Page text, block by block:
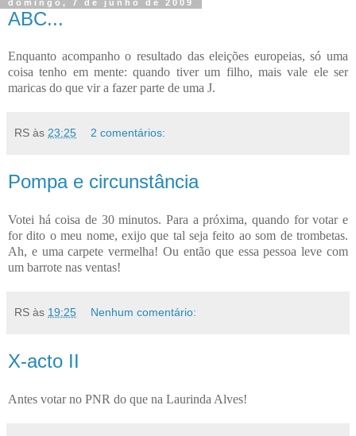
domingo, 7 de junho de 2009
ABC...
Enquanto acompanho o resultado das eleições europeias, só uma
coisa tenho em mente: quando tiver um filho, mais vale ele ser
maricas do que vir a fazer parte de uma J.
RS às 23:25 2 comentários:
Pompa e circunstância
Votei há coisa de 30 minutos. Para a próxima, quando for votar e
for dito o meu nome, exijo que tal seja feito ao som de trombetas.
Ah, e uma carpete vermelha! Ou então que essa pessoa leve com
um barrote nas ventas!
RS às 19:25 Nenhum comentário:
X-acto II
Antes votar no PNR do que na Laurinda Alves!